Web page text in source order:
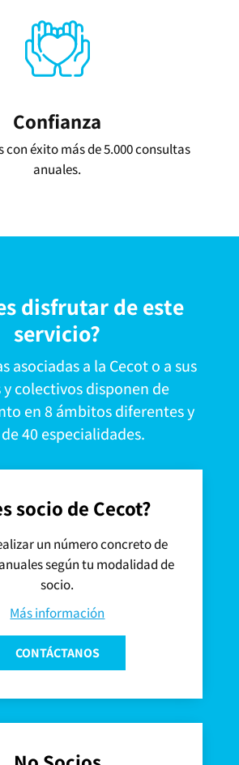
Confianza
con éxito más de 5.000 consultas
anuales.
disfrutar de este
servicio?
asociadas a la Cecot o a sus
colectivos disponen de
en 8 ámbitos diferentes y
40 especialidades.
socio de Cecot?
un número concreto de
según tu modalidad de
socio.
Más información
CONTÁCTANOS